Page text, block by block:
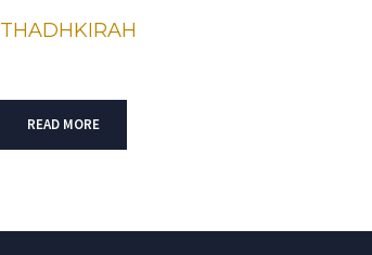
THADHKIRAH
READ MORE